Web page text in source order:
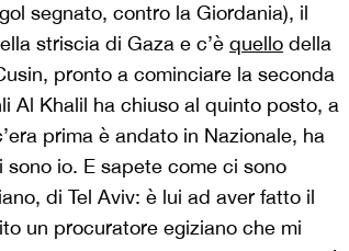
segnato, contro la Giordania), il
striscia di Gaza e c’è quello della
pronto a cominciare la seconda
Al Khalil ha chiuso al quinto posto, a
prima è andato in Nazionale, ha
io. E sapete come ci sono
di Tel Aviv: è lui ad aver fatto il
un procuratore egiziano che mi